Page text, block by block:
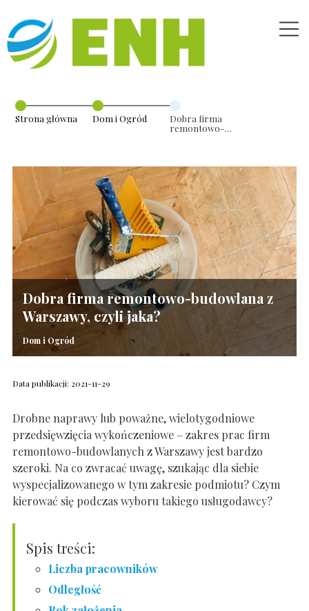
Strona główna Dom i Ogród
Dobra firma
remontowo-
Dobra firma remontowo-budowlana z
Warszawy, czyli jaka?
Dom i Ogród
Data publikacji: 2021-11-29
Drobne naprawy lub poważne, wielotygodniowe
przedsięwzięcia wykończeniowe – zakres prac firm
remontowo-budowlanych z Warszawy jest bardzo
szeroki. Na co zwracać uwagę, szukając dla siebie
wyspecjalizowanego w tym zakresie podmiotu? Czym
kierować się podczas wyboru takiego usługodawcy?
Spis treści:
Liczba pracowników
Odległość